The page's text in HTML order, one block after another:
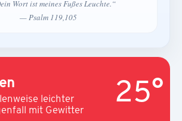
Wort ist meines Fußes Leuchte.“
— Psalm 119,105
leichter
mit Gewitter
25°